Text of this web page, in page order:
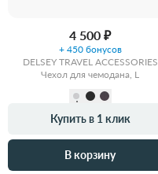
4 500 ₽
+ 450 бонусов
DELSEY TRAVEL ACCESSORIES
Чехол для чемодана, L
Купить в 1 клик
В корзину